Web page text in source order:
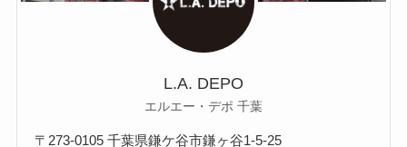
L.A. DEPO
エルエー・デポ 千葉
〒273-0105 千葉県鎌ケ谷市鎌ヶ谷1-5-25